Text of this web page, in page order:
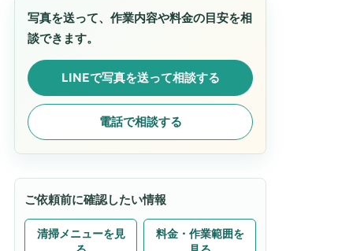
写真を送って、作業内容や料金の目安を相
談できます。
LINEで写真を送って相談する
電話で相談する
ご依頼前に確認したい情報
清掃メニューを見
料金・作業範囲を